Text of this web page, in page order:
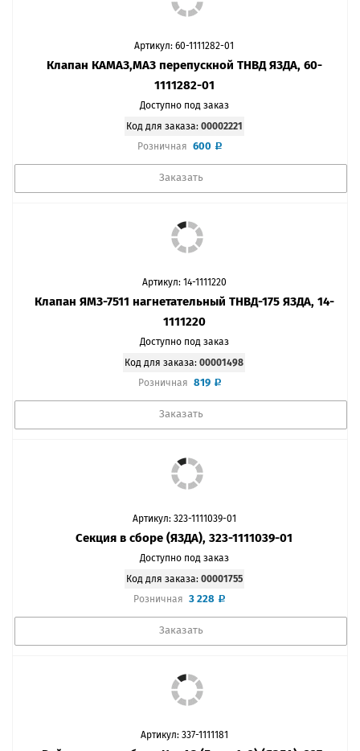
Артикул: 60-1111282-01
Клапан КАМАЗ,МАЗ перепускной ТНВД ЯЗДА, 60-
1111282-01
Доступно под заказ
Код для заказа: 00002221
Розничная 600
Заказать
Артикул: 14-1111220
Клапан ЯМЗ-7511 нагнетательный ТНВД-175 ЯЗДА, 14-
1111220
Доступно под заказ
Код для заказа: 00001498
Розничная 819
Заказать
Артикул: 323-1111039-01
Секция в сборе (ЯЗДА), 323-1111039-01
Доступно под заказ
Код для заказа: 00001755
Розничная 3 228
Заказать
Артикул: 337-1111181